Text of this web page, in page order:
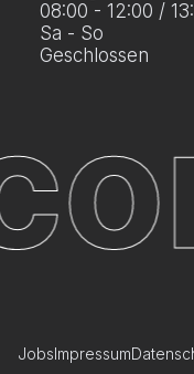
08:00 - 12:00 /
Sa - So
Geschlossen
JobsImpressum